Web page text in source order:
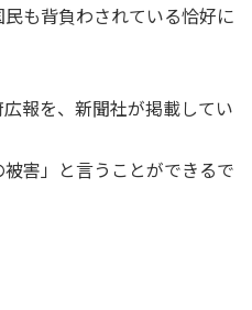
も背負わされている恰好に
報を、新聞社が掲載してい
害」と言うことができるで